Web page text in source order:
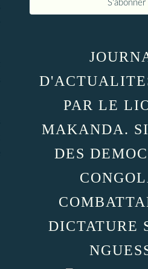
PAR LE
MAKANDA.
DES
DICTATURE